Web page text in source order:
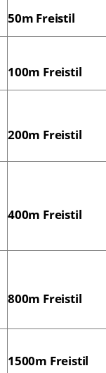
50m Freistil
100m Freistil
200m Freistil
400m Freistil
800m Freistil
1500m Freistil